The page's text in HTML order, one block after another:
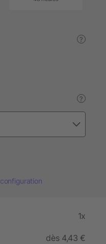
?
?
1x
dès 4,43 €